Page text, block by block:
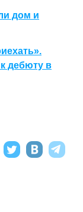
дом и
дебюту в